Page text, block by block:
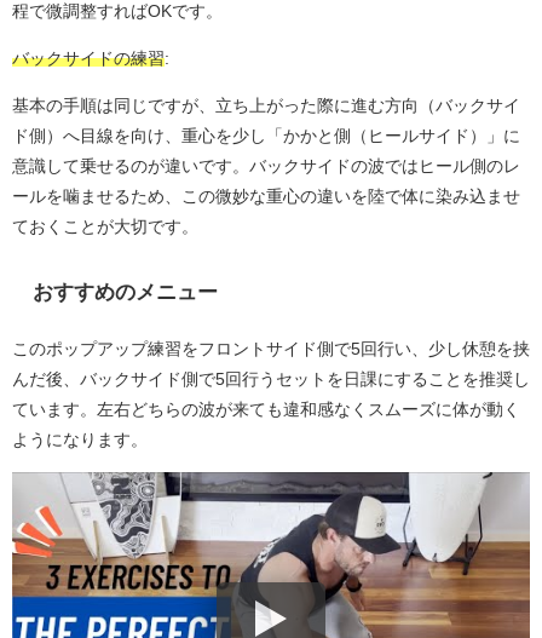
程で微調整すればOKです。
バックサイドの練習:
基本の手順は同じですが、立ち上がった際に進む方向（バックサイ
ド側）へ目線を向け、重心を少し「かかと側（ヒールサイド）」に
意識して乗せるのが違いです。バックサイドの波ではヒール側のレ
ールを噛ませるため、この微妙な重心の違いを陸で体に染み込ませ
ておくことが大切です。
おすすめのメニュー
このポップアップ練習をフロントサイド側で5回行い、少し休憩を挟
んだ後、バックサイド側で5回行うセットを日課にすることを推奨し
ています。左右どちらの波が来ても違和感なくスムーズに体が動く
ようになります。